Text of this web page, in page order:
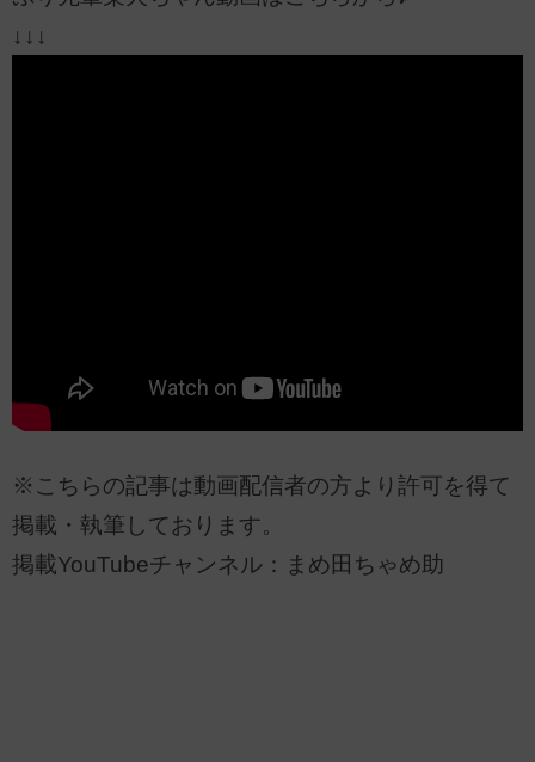
↓↓↓
※こちらの記事は動画配信者の方より許可を得て
掲載・執筆しております。
掲載YouTubeチャンネル：まめ田ちゃめ助